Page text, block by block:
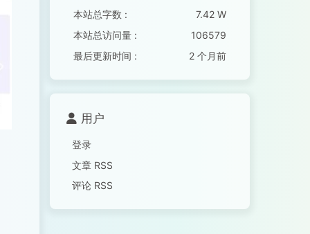
本站总字数 :
7.42 W
本站总访问量 :
106579
最后更新时间 :
2 个月前
用户
登录
文章 RSS
评论 RSS